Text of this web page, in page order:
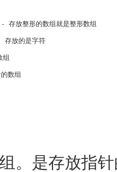
存放整形的数组就是整形数组
放的是字符
组
数组
。是存放指